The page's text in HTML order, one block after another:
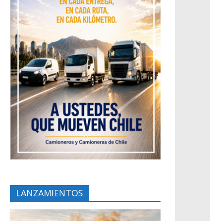
LANZAMIENTOS